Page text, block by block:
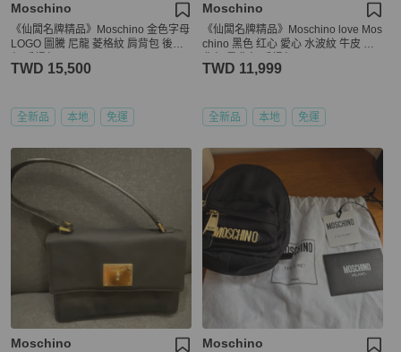
Moschino
《仙闆名牌精品》Moschino 金色字母
LOGO 圖騰 尼龍 菱格紋 肩背包 後背
TWD 15,500
全新品 本地 免運
Moschino
《仙闆名牌精品》Moschino love Mos
chino 黑色 红心 愛心 水波紋 牛皮 後
TWD 11,999
全新品 本地 免運
Moschino Moschino